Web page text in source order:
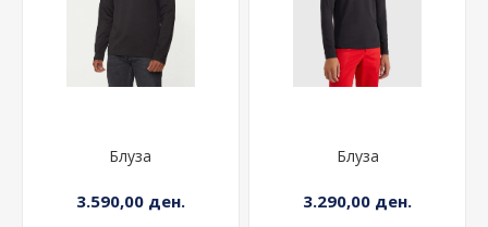
Блуза
3.590,00 ден.
Блуза
3.290,00 ден.